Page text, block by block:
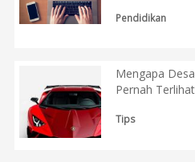
Pendidikan
Mengapa
Pernah
Tips